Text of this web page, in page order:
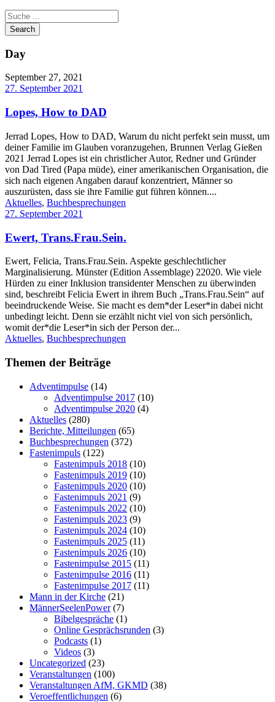
Day
September 27, 2021
27. September 2021
Lopes, How to DAD
Jerrad Lopes, How to DAD, Warum du nicht perfekt sein musst, um
deiner Familie im Glauben voranzugehen, Brunnen Verlag Gießen
2021 Jerrad Lopes ist ein christlicher Autor, Redner und Gründer
von Dad Tired (Papa müde), einer amerikanischen Organisation, die
sich nach eigenen Angaben darauf konzentriert, Männer so
auszurüsten, dass sie ihre Familie gut führen können....
Aktuelles, Buchbesprechungen
27. September 2021
Ewert, Trans.Frau.Sein.
Ewert, Felicia, Trans.Frau.Sein. Aspekte geschlechtlicher
Marginalisierung. Münster (Edition Assemblage) 22020. Wie viele
Hürden zu einer Inklusion transidenter Menschen zu überwinden
sind, beschreibt Felicia Ewert in ihrem Buch „Trans.Frau.Sein“ auf
beeindruckende Weise. Sie macht es dem*der Leser*in dabei nicht
unbedingt leicht. Denn sie erzählt nicht viel von sich persönlich,
womit der*die Leser*in sich der Person der...
Aktuelles, Buchbesprechungen
Themen der Beiträge
Adventimpulse (14)
Adventimpulse 2017 (10)
Adventimpulse 2020 (4)
Aktuelles (280)
Berichte, Mitteilungen (65)
Buchbesprechungen (372)
Fastenimpuls (122)
Fastenimpuls 2018 (10)
Fastenimpuls 2019 (10)
Fastenimpuls 2020 (10)
Fastenimpuls 2021 (9)
Fastenimpuls 2022 (10)
Fastenimpuls 2023 (9)
Fastenimpuls 2024 (10)
Fastenimpuls 2025 (11)
Fastenimpuls 2026 (10)
Fastenimpulse 2015 (11)
Fastenimpulse 2016 (11)
Fastenimpulse 2017 (11)
Mann in der Kirche (21)
MännerSeelenPower(7)
Bibelgespräche (1)
Online Gesprächsrunden (3)
Podcasts (1)
Videos (3)
Uncategorized (23)
Veranstaltungen (100)
Veranstaltungen AfM, GKMD (38)
Veroeffentlichungen (6)